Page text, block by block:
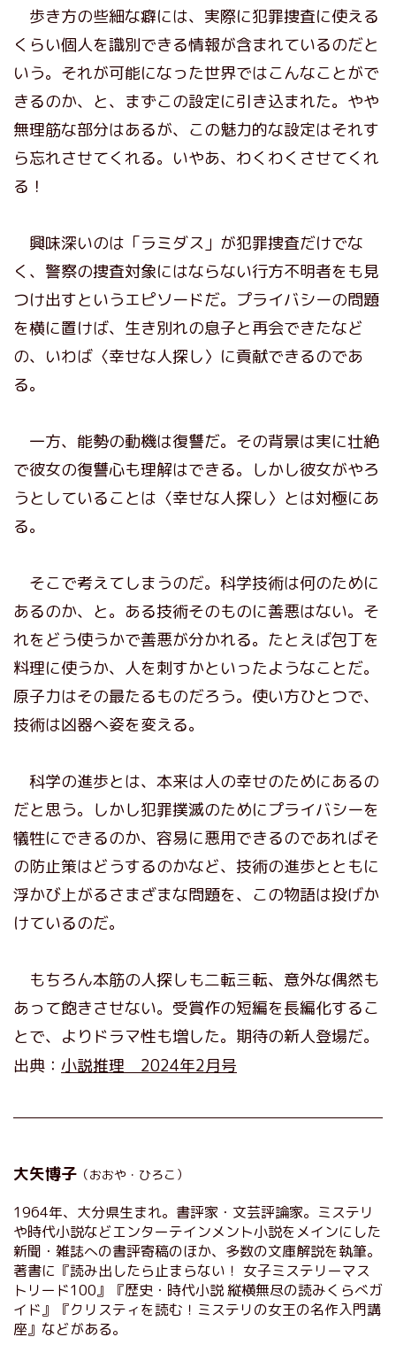
歩き方の些細な癖には、実際に犯罪捜査に使える
くらい個人を識別できる情報が含まれているのだと
いう。それが可能になった世界ではこんなことがで
きるのか、と、まずこの設定に引き込まれた。やや
無理筋な部分はあるが、この魅力的な設定はそれす
ら忘れさせてくれる。いやあ、わくわくさせてくれ
る！
興味深いのは「ラミダス」が犯罪捜査だけでな
く、警察の捜査対象にはならない行方不明者をも見
つけ出すというエピソードだ。プライバシーの問題
を横に置けば、生き別れの息子と再会できたなど
の、いわば〈幸せな人探し〉に貢献できるのであ
る。
一方、能勢の動機は復讐だ。その背景は実に壮絶
で彼女の復讐心も理解はできる。しかし彼女がやろ
うとしていることは〈幸せな人探し〉とは対極にあ
る。
そこで考えてしまうのだ。科学技術は何のために
あるのか、と。ある技術そのものに善悪はない。そ
れをどう使うかで善悪が分かれる。たとえば包丁を
料理に使うか、人を刺すかといったようなことだ。
原子力はその最たるものだろう。使い方ひとつで、
技術は凶器へ姿を変える。
科学の進歩とは、本来は人の幸せのためにあるの
だと思う。しかし犯罪撲滅のためにプライバシーを
犠牲にできるのか、容易に悪用できるのであればそ
の防止策はどうするのかなど、技術の進歩とともに
浮かび上がるさまざまな問題を、この物語は投げか
けているのだ。
もちろん本筋の人探しも二転三転、意外な偶然も
あって飽きさせない。受賞作の短編を長編化するこ
とで、よりドラマ性も増した。期待の新人登場だ。
出典： 小説推理 2024年2月号
大矢博子 （おおや・ひろこ）
1964年、大分県生まれ。書評家・文芸評論家。ミステリ
や時代小説などエンターテインメント小説をメインにした
新聞・雑誌への書評寄稿のほか、多数の文庫解説を執筆。
著書に『読み出したら止まらない！ 女子ミステリーマス
トリード100』『歴史・時代小説 縦横無尽の読みくらべガ
イド』『クリスティを読む！ミステリの女王の名作入門講
座』などがある。